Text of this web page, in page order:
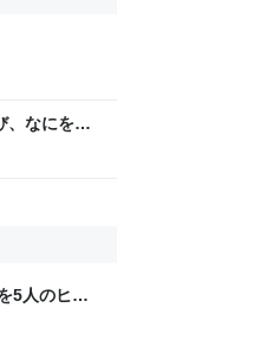
、なにを得
5人のヒロ
”で本格的